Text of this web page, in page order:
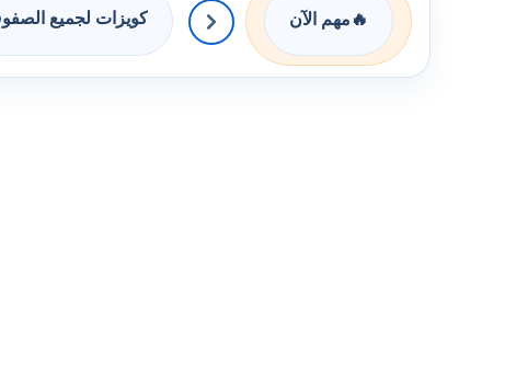
🔥 مهم الآن كويزات لجميع